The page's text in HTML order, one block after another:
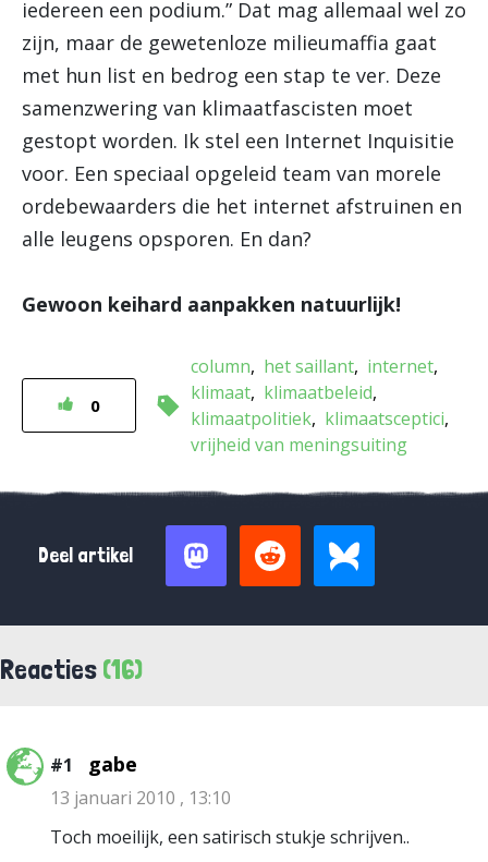
iedereen een podium.” Dat mag allemaal wel zo
zijn, maar de gewetenloze milieumaffia gaat
met hun list en bedrog een stap te ver. Deze
samenzwering van klimaatfascisten moet
gestopt worden. Ik stel een Internet Inquisitie
voor. Een speciaal opgeleid team van morele
ordebewaarders die het internet afstruinen en
alle leugens opsporen. En dan?
Gewoon keihard aanpakken natuurlijk!
0
column het saillant internet
klimaat klimaatbeleid
klimaatpolitiek klimaatsceptici
vrijheid van meningsuiting
Deel artikel
Reacties (16)
#1 gabe
13 januari 2010 , 13:10
Toch moeilijk, een satirisch stukje schrijven..